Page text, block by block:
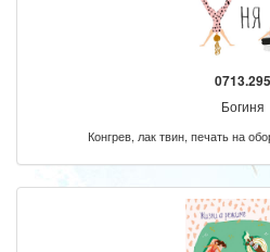
0713.295
Богиня
Конгрев, лак твин, печать на